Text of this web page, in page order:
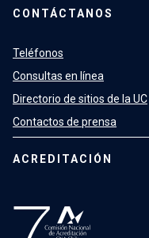
CONTÁCTANOS
Teléfonos
Consultas en línea
Directorio de sitios de la UC
Contactos de prensa
ACREDITACIÓN